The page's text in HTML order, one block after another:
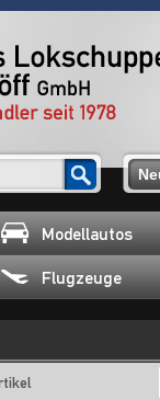
Modellautos
Flugzeuge